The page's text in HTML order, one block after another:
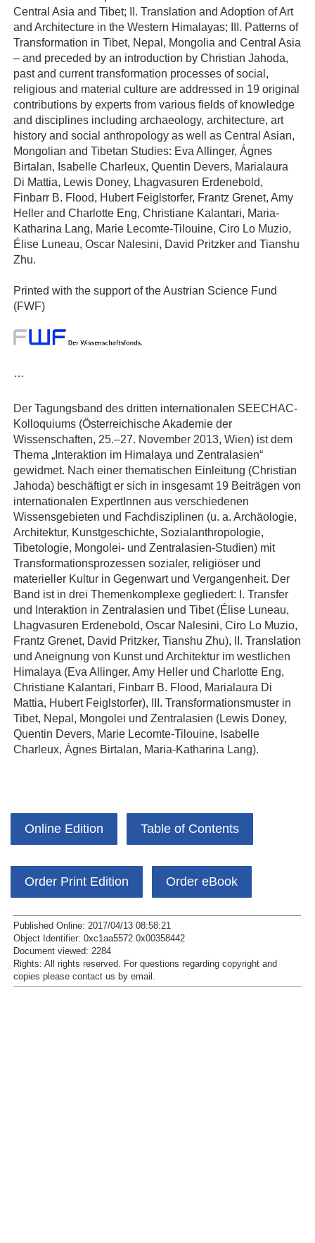
Central Asia and Tibet; II. Translation and Adoption of Art
and Architecture in the Western Himalayas; III. Patterns of
Transformation in Tibet, Nepal, Mongolia and Central Asia
– and preceded by an introduction by Christian Jahoda,
past and current transformation processes of social,
religious and material culture are addressed in 19 original
contributions by experts from various fields of knowledge
and disciplines including archaeology, architecture, art
history and social anthropology as well as Central Asian,
Mongolian and Tibetan Studies: Eva Allinger, Ágnes
Birtalan, Isabelle Charleux, Quentin Devers, Marialaura
Di Mattia, Lewis Doney, Lhagvasuren Erdenebold,
Finbarr B. Flood, Hubert Feiglstorfer, Frantz Grenet, Amy
Heller and Charlotte Eng, Christiane Kalantari, Maria-
Katharina Lang, Marie Lecomte-Tilouine, Ciro Lo Muzio,
Élise Luneau, Oscar Nalesini, David Pritzker and Tianshu
Zhu.
Printed with the support of the Austrian Science Fund
(FWF)
…
Der Tagungsband des dritten internationalen SEECHAC-
Kolloquiums (Österreichische Akademie der
Wissenschaften, 25.–27. November 2013, Wien) ist dem
Thema „Interaktion im Himalaya und Zentralasien“
gewidmet. Nach einer thematischen Einleitung (Christian
Jahoda) beschäftigt er sich in insgesamt 19 Beiträgen von
internationalen ExpertInnen aus verschiedenen
Wissensgebieten und Fachdisziplinen (u. a. Archäologie,
Architektur, Kunstgeschichte, Sozialanthropologie,
Tibetologie, Mongolei- und Zentralasien-Studien) mit
Transformationsprozessen sozialer, religiöser und
materieller Kultur in Gegenwart und Vergangenheit. Der
Band ist in drei Themenkomplexe gegliedert: I. Transfer
und Interaktion in Zentralasien und Tibet (Élise Luneau,
Lhagvasuren Erdenebold, Oscar Nalesini, Ciro Lo Muzio,
Frantz Grenet, David Pritzker, Tianshu Zhu), II. Translation
und Aneignung von Kunst und Architektur im westlichen
Himalaya (Eva Allinger, Amy Heller und Charlotte Eng,
Christiane Kalantari, Finbarr B. Flood, Marialaura Di
Mattia, Hubert Feiglstorfer), III. Transformationsmuster in
Tibet, Nepal, Mongolei und Zentralasien (Lewis Doney,
Quentin Devers, Marie Lecomte-Tilouine, Isabelle
Charleux, Ágnes Birtalan, Maria-Katharina Lang).
Online Edition Table of Contents
Order Print Edition Order eBook
Published Online: 2017/04/13 08:58:21
Object Identifier: 0xc1aa5572 0x00358442
Document viewed: 2284
Rights: All rights reserved. For questions regarding copyright and
copies please contact us by email .